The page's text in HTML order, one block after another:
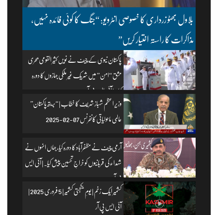
بلاول بھٹو زرداری کا خصوصی انٹرویو: “جنگ کا کوئی فائدہ نہیں،
مذاکرات کا راستہ اختیار کریں”
پاکستان نیوی کے چیف نے نویں کثیر القومی بحری
مشق “امن” میں شریک غیر ملکی جہازوں کا دورہ
کیا۔ | آئی ایس پی آر
وزیرِ اعظم شہباز شریف کا خطاب | “بریتھ پاکستان”
عالمی ماحولیاتی کانفرنس 07-02-2025
آرمی چیف نے مظفرآباد کا دورہ کیا، جہاں انہوں نے
شہداء کی قربانیوں کو خراجِ تحسین پیش کیا۔ | آئی ایس
پی آر
کشمیر ایک زخم | یومِ یکجہتی کشمیر | 5 فروری 2025 |
آئی ایس پی آر